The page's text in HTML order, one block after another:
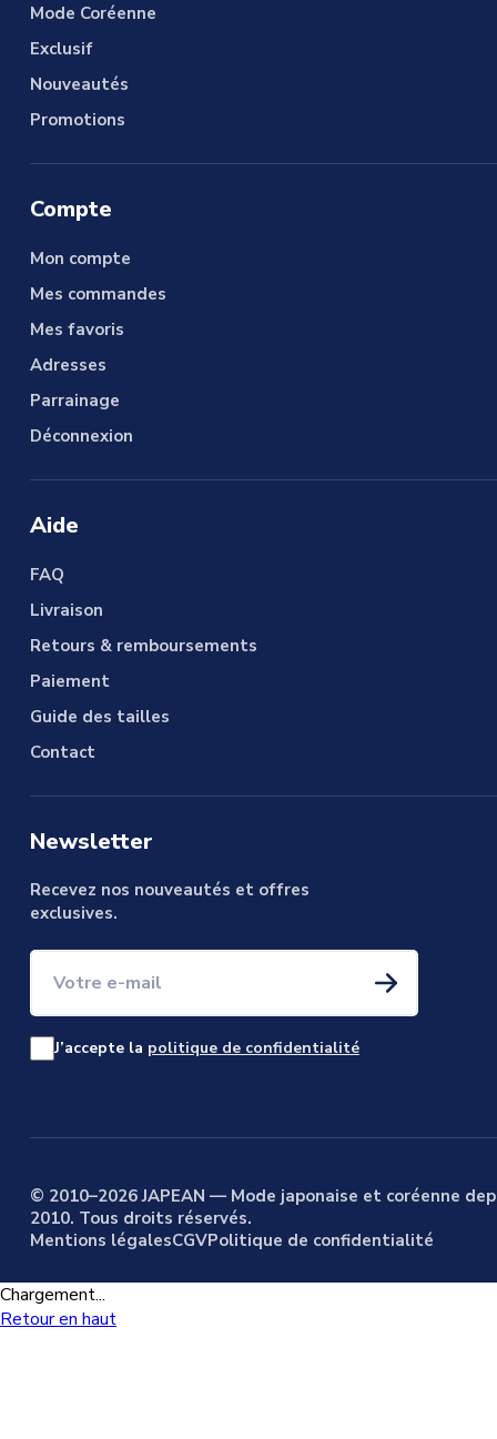
Mode Coréenne
Exclusif
Nouveautés
Promotions
Compte
Mon compte
Mes commandes
Mes favoris
Adresses
Parrainage
Déconnexion
Aide
FAQ
Livraison
Retours & remboursements
Paiement
Guide des tailles
Contact
Newsletter
Recevez nos nouveautés et offres
exclusives.
J’accepte la politique de confidentialité
© 2010–2026 JAPEAN — Mode japonaise et coréenne
2010. Tous droits réservés.
Mentions légalesCGVPolitique de confidentialité
Chargement...
Retour en haut